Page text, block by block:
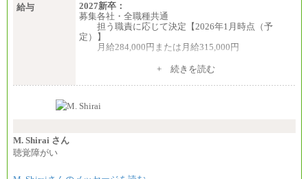
給与
2027新卒：
募集各社・全職種共通
担う職責に応じて決定【2026年1月時点（予
定）】
月給284,000円または月給315,000円
※入社後早期から、自律的な業務遂行が求めら
す。
い職責を担う方については、さらに高い金額を個別
+ 続きを読む
M. Shirai さん
聴覚障がい